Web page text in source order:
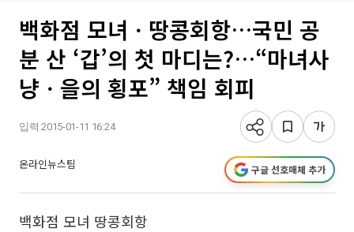
백화점 모녀ㆍ땅콩회항…국민 공
분 산 ‘갑’의 첫 마디는?…“마녀사
냥ㆍ을의 횡포” 책임 회피
입력 2015-01-11 16:24
온라인뉴스팀 구글 선호매체 추가
백화점 모녀 땅콩회항